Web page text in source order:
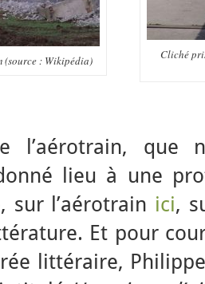
(source : Wikipédia) Cliché
l’aérotrain, que
lieu à une
sur l’aérotrain ici,
Et pour
littéraire,